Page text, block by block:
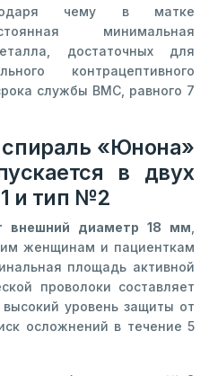
чему в матке
минимальная
достаточных для
контрацептивного
службы ВМС, равного 7
«Юнона»
в двух
и тип №2
диаметр 18 мм
женщинам и пациенткам
площадь активной
проволоки составляет
уровень защиты от
осложнений в течение 5